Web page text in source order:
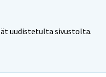
uudistetulta sivustolta.